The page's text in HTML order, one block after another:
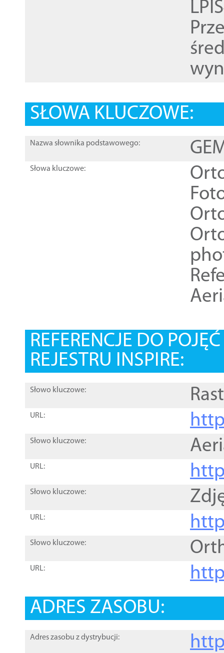
SŁOWA KLUCZOWE:
Nazwa słownika podstawowego:
Słowa kluczowe:
REFERENCJE DO
REJESTRU INSPIRE:
Słowo kluczowe:
URL:
Słowo kluczowe:
URL:
Słowo kluczowe:
URL:
Słowo kluczowe:
URL:
ADRES ZASOBU:
Adres zasobu z dystrybucji: